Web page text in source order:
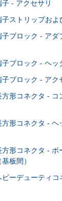
子 - アクセサリ
子ストリップおよ
子ブロック - アダ
子ブロック - ヘッ
子ブロック - アク
方形コネクタ - コ
方形コネクタ - ヘ
方形コネクタ - ボ
基板間）
ビーデューティコ